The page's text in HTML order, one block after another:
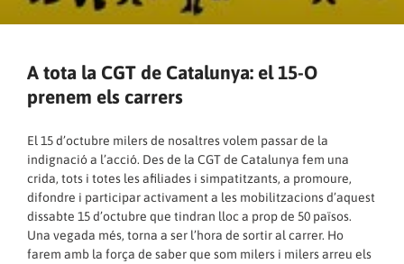
A tota la CGT de Catalunya: el 15-O
prenem els carrers
El 15 d’octubre milers de nosaltres volem passar de la
indignació a l’acció. Des de la CGT de Catalunya fem una
crida, tots i totes les afiliades i simpatitzants, a promoure,
difondre i participar activament a les mobilitzacions d’aquest
dissabte 15 d’octubre que tindran lloc a prop de 50 països.
Una vegada més, torna a ser l’hora de sortir al carrer. Ho
farem amb la força de saber que som milers i milers arreu els